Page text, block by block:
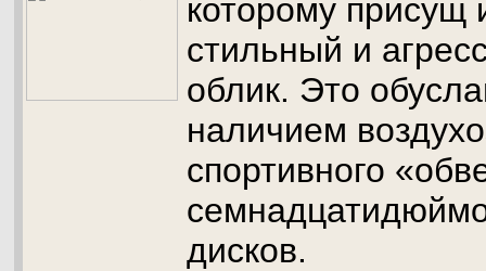
которому присущ
стильный и
облик. Это
наличием
спортивного
дисков.